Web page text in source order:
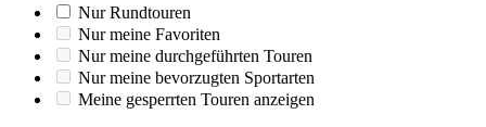
Nur Rundtouren
Nur meine Favoriten
Nur meine durchgeführten Touren
Nur meine bevorzugten Sportarten
Meine gesperrten Touren anzeigen